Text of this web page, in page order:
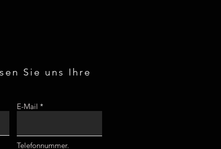
Sie uns Ihre
E-Mail
Telefonnummer.